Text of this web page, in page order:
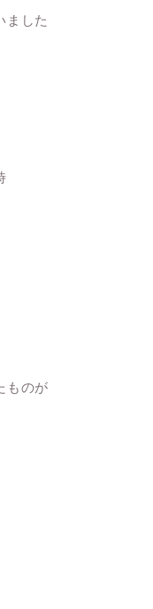
ました
ものが